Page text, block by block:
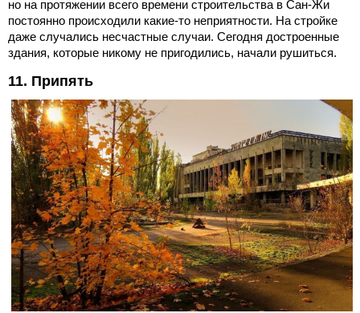
но на протяжении всего времени строительства в Сан-Жи
постоянно происходили какие-то неприятности. На стройке
даже случались несчастные случаи. Сегодня достроенные
здания, которые никому не пригодились, начали рушиться.
11. Припять